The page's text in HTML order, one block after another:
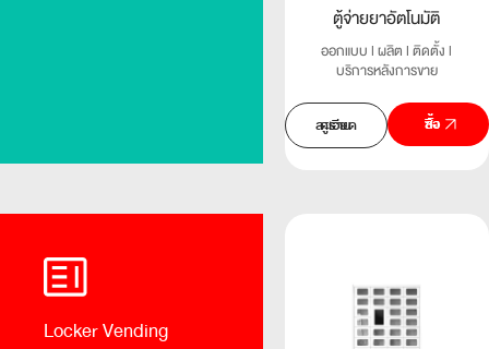
ตู้จ่ายยาอัตโนมัติ
ออกแบบ l ผลิต l ติดตั้ง l
บริการหลังการขาย
ดูรายละเอียด สั่งซื้อ
Locker Vending